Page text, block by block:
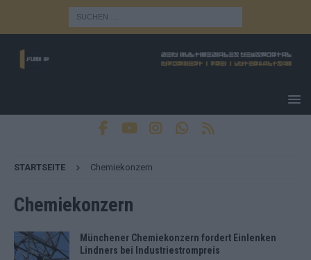
STARTSEITE Chemiekonzern
Chemiekonzern
Münchener Chemiekonzern fordert Einlenken
Lindners bei Industriestrompreis